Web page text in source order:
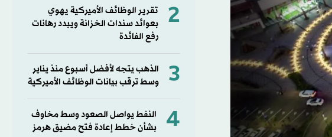
2
تقرير الوظائف الأميركية يهوي
بعوائد سندات الخزانة ويبدد رهانات
رفع الفائدة
3
الذهب يتجه لأفضل أسبوع منذ يناير
وسط ترقب بيانات الوظائف الأميركية
4
النفط يواصل الصعود وسط مخاوف
بشأن خطط إعادة فتح مضيق هرمز